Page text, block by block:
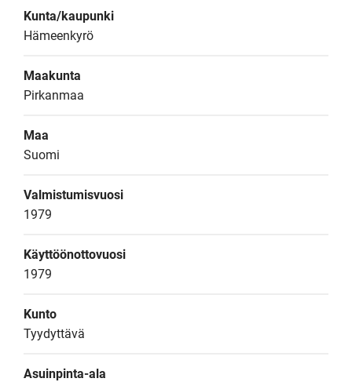
Kunta/kaupunki
Hämeenkyrö
Maakunta
Pirkanmaa
Maa
Suomi
Valmistumisvuosi
1979
Käyttöönottovuosi
1979
Kunto
Tyydyttävä
Asuinpinta-ala